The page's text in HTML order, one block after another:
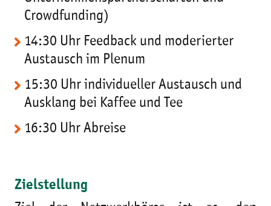
Crowdfunding)
14:30 Uhr Feedback und moderierter
Austausch im Plenum
15:30 Uhr individueller Austausch und
Ausklang bei Kaffee und Tee
16:30 Uhr Abreise
Zielstellung